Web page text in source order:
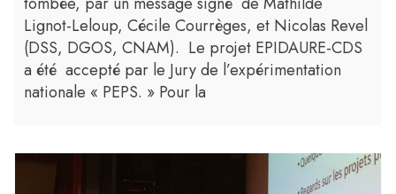
Lignot-Leloup, Cécile Courrèges, et Nicolas Revel
(DSS, DGOS, CNAM). Le projet EPIDAURE-CDS
a été accepté par le Jury de l’expérimentation
nationale « PEPS. » Pour la